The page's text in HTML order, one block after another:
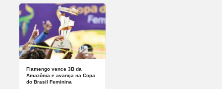
Flamengo vence 3B da
Amazônia e avança na Copa
do Brasil Feminina